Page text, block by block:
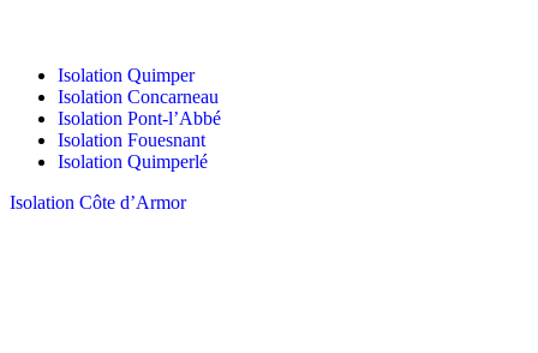
Isolation Quimper
Isolation Concarneau
Isolation Pont-l’Abbé
Isolation Fouesnant
Isolation Quimperlé
Isolation Côte d’Armor